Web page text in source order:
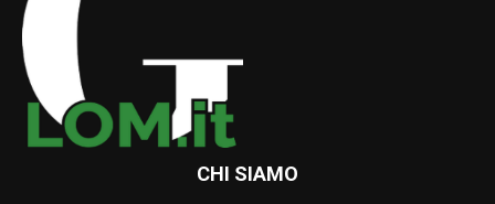
CHI SIAMO